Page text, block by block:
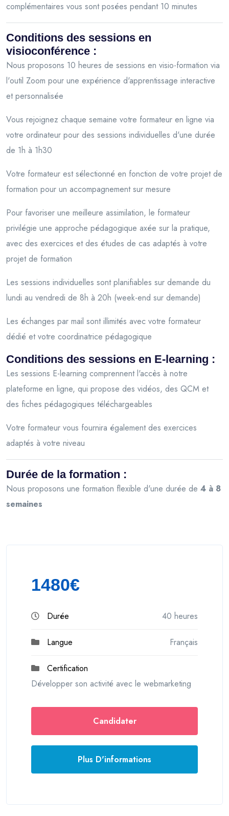
complémentaires vous sont posées pendant 10 minutes
Conditions des sessions en
visioconférence :
Nous proposons 10 heures de sessions en visio-formation via
l'outil Zoom pour une expérience d'apprentissage interactive
et personnalisée
Vous rejoignez chaque semaine votre formateur en ligne via
votre ordinateur pour des sessions individuelles d'une durée
de 1h à 1h30
Votre formateur est sélectionné en fonction de votre projet de
formation pour un accompagnement sur mesure
Pour favoriser une meilleure assimilation, le formateur
privilégie une approche pédagogique axée sur la pratique,
avec des exercices et des études de cas adaptés à votre
projet de formation
Les sessions individuelles sont planifiables sur demande du
lundi au vendredi de 8h à 20h (week-end sur demande)
Les échanges par mail sont illimités avec votre formateur
dédié et votre coordinatrice pédagogique
Conditions des sessions en E-learning :
Les sessions E-learning comprennent l'accès à notre
plateforme en ligne, qui propose des vidéos, des QCM et
des fiches pédagogiques téléchargeables
Votre formateur vous fournira également des exercices
adaptés à votre niveau
Durée de la formation :
Nous proposons une formation flexible d'une durée de 4 à 8
semaines
1480€
Durée 40 heures
Langue Français
Certification
Développer son activité avec le webmarketing
Candidater
Plus D'informations